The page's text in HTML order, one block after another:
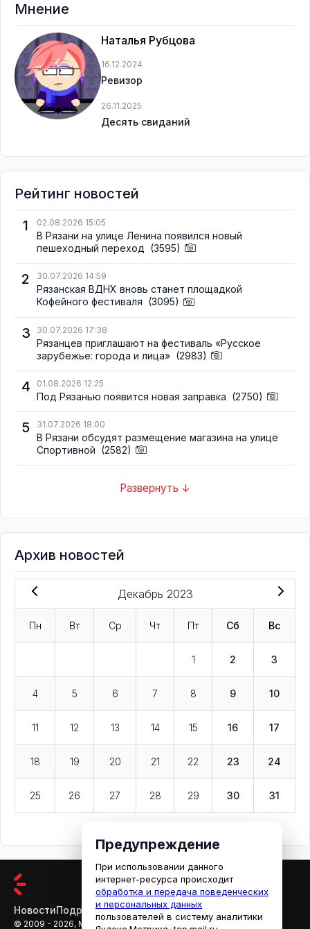
Мнение
Наталья Рубцова
16.12.2024
Ревизор
26.11.2025
Десять свиданий
Рейтинг новостей
1
02.08.2026 15:05
В Рязани на улице Ленина появился новый
пешеходный переход (3595)
2 30.07.2026 14:59
Рязанская ВДНХ вновь станет площадкой
Кофейного фестиваля (3095)
3 30.07.2026 17:38
Рязанцев приглашают на фестиваль «Русское
зарубежье: города и лица» (2983)
4 01.08.2026 12:25
Под Рязанью появится новая заправка (2750)
5 31.07.2026 18:00
В Рязани обсудят размещение магазина на улице
Спортивной (2582)
Развернуть ↓
Архив новостей
Декабрь 2023
Пн Вт Ср Чт Пт Сб Вс
1 2 3
4 5 6 7 8 9 10
11 12 13 14 15 16 17
18 19 20 21 22 23 24
25 26 27 28 29 30 31
НовостиПодробностиАфишаКино
© 2009 - 2026, МЕДИАРЯЗАНЬ
Предупреждение
При использовании данного
интернет-ресурса происходит
обработка и передача поведенческих
и персональных данных
пользователей в систему аналитики